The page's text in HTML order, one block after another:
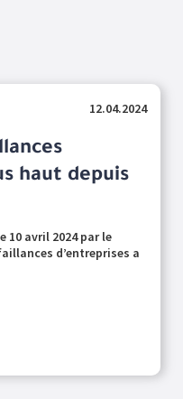
12.04.2024
haut depuis
10 avril 2024 par le
d’entreprises a